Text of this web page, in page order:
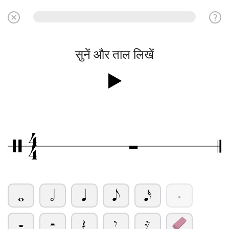
सुनें और ताल लिखें
/4
4 Ó